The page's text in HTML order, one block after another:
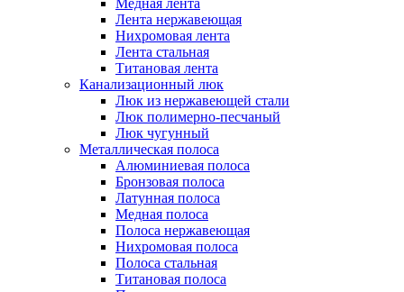
Медная лента
Лента нержавеющая
Нихромовая лента
Лента стальная
Титановая лента
Канализационный люк
Люк из нержавеющей стали
Люк полимерно-песчаный
Люк чугунный
Металлическая полоса
Алюминиевая полоса
Бронзовая полоса
Латунная полоса
Медная полоса
Полоса нержавеющая
Нихромовая полоса
Полоса стальная
Титановая полоса